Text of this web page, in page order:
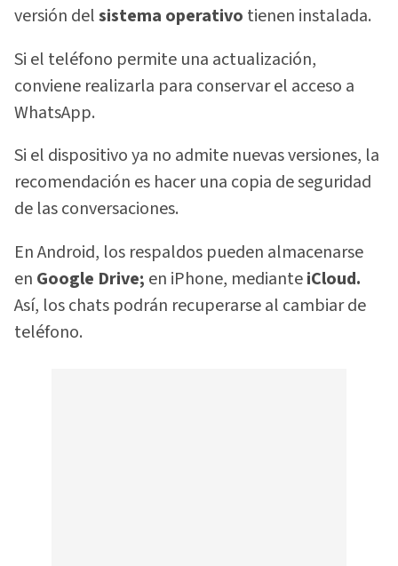
versión delsistema operativo tienen instalada.
Si el teléfono permite una actualización,
conviene realizarla para conservar el acceso a
WhatsApp.
Si el dispositivo ya no admite nuevas versiones, la
recomendación es hacer una copia de seguridad
de las conversaciones.
En Android, los respaldos pueden almacenarse
en Google Drive; en iPhone, medianteiCloud.
Así, los chats podrán recuperarse al cambiar de
teléfono.